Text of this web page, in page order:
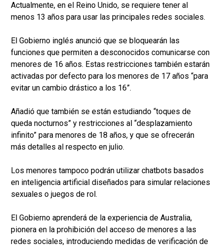
Actualmente, en el Reino Unido, se requiere tener al
menos 13 años para usar las principales redes sociales.
El Gobierno inglés anunció que se bloquearán las
funciones que permiten a desconocidos comunicarse con
menores de 16 años. Estas restricciones también estarán
activadas por defecto para los menores de 17 años “para
evitar un cambio drástico a los 16”.
Añadió que también se están estudiando “toques de
queda nocturnos” y restricciones al “desplazamiento
infinito” para menores de 18 años, y que se ofrecerán
más detalles al respecto en julio.
Los menores tampoco podrán utilizar chatbots basados
en inteligencia artificial diseñados para simular relaciones
sexuales o juegos de rol.
El Gobierno aprenderá de la experiencia de Australia,
pionera en la prohibición del acceso de menores a las
redes sociales, introduciendo medidas de verificación de